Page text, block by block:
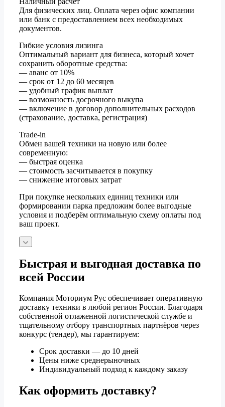
Для физических лиц. Оплата через офис компании
или банк с предоставлением всех необходимых
документов.
Гибкие условия лизинга
Оптимальный вариант для бизнеса, который хочет
сохранить оборотные средства:
— аванс от 10%
— срок от 12 до 60 месяцев
— удобный график выплат
— возможность досрочного выкупа
— включение в договор дополнительных расходов
(страхование, доставка, регистрация)
Trade-in
Обмен вашей техники на новую или более
современную:
— быстрая оценка
— стоимость засчитывается в покупку
— снижение итоговых затрат
При покупке нескольких единиц техники или
формировании парка предложим более выгодные
условия и подберём оптимальную схему оплаты под
ваш проект.
Быстрая и выгодная доставка по
всей России
Компания Моториум Рус обеспечивает оперативную
доставку техники в любой регион России. Благодаря
собственной отлаженной логистической службе и
тщательному отбору транспортных партнёров через
конкурс (тендер), мы гарантируем:
Срок доставки — до 10 дней
Цены ниже среднерыночных
Индивидуальный подход к каждому заказу
Как оформить доставку?